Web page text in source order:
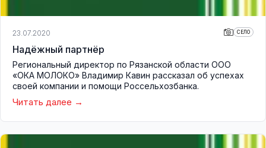
23.07.2020 СЕЛО
Надёжный партнёр
Региональный директор по Рязанской области ООО
«ОКА МОЛОКО» Владимир Кавин рассказал об успехах
своей компании и помощи Россельхозбанка.
Читать далее